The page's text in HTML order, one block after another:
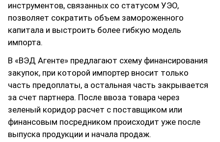
инструментов, связанных со статусом УЭО,
позволяет сократить объем замороженного
капитала и выстроить более гибкую модель
импорта.
В «ВЭД Агенте» предлагают схему финансирования
закупок, при которой импортер вносит только
часть предоплаты, а остальная часть закрывается
за счет партнера. После ввоза товара через
зеленый коридор расчет с поставщиком или
финансовым посредником происходит уже после
выпуска продукции и начала продаж.